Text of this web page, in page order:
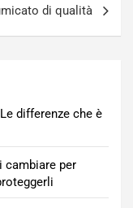
di qualità
differenze che è
cambiare per